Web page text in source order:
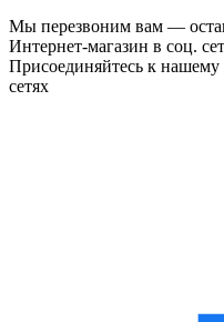
Мы перезвоним вам —
Интернет-магазин в соц.
Присоединяйтесь к
сетях